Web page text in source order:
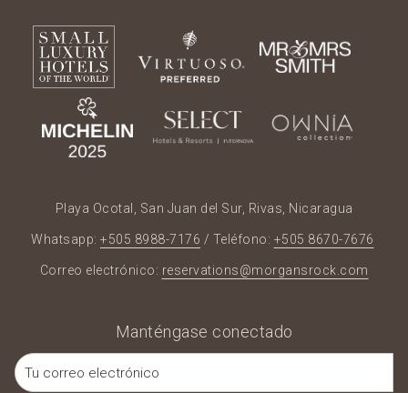
Playa Ocotal, San Juan del Sur, Rivas, Nicaragua
Whatsapp: +505 8988-7176 / Teléfono: +505 8670-7676
Correo electrónico: reservations@morgansrock.com
Manténgase conectado